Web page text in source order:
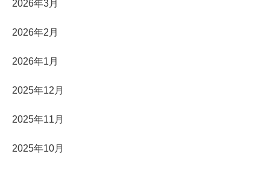
2026年3月
2026年2月
2026年1月
2025年12月
2025年11月
2025年10月